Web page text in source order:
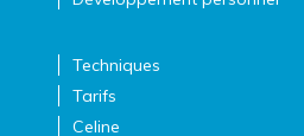
Techniques
Tarifs
Celine